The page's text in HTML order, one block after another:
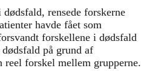
rensede forskerne
havde fået som
forskellene i dødsfald
på grund af
reel forskel mellem grupperne.